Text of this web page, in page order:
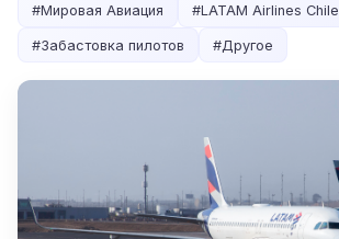
#Мировая Авиация #LATAM Airlines Chile
#Забастовка пилотов #Другое